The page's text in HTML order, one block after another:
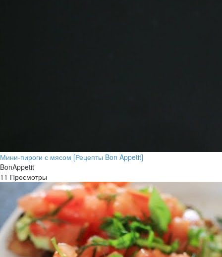
Мини-пироги с мясом [Рецепты Bon Appetit]
BonAppetit
11 Просмотры